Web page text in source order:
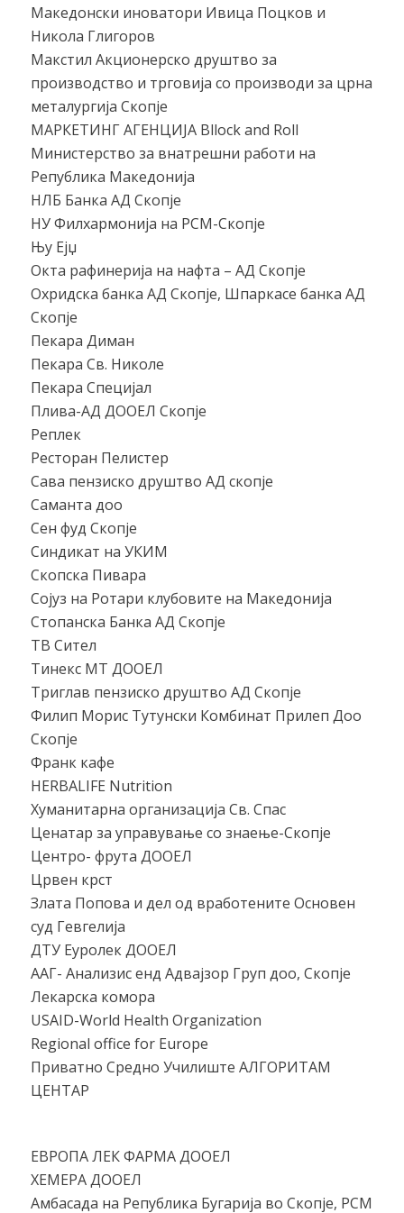
Македонски иноватори Ивица Поцков и
Никола Глигоров
Макстил Акционерско друштво за
производство и трговија со производи за црна
металургија Скопје
МАРКЕТИНГ АГЕНЦИЈА Bllock and Roll
Министерство за внатрешни работи на
Република Македонија
НЛБ Банка АД Скопје
НУ Филхармонија на РСМ-Скопје
Њу Ејџ
Окта рафинерија на нафта – АД Скопје
Охридска банка АД Скопје, Шпаркасе банка АД
Скопје
Пекара Диман
Пекара Св. Николе
Пекара Специјал
Плива-АД ДООЕЛ Скопје
Реплек
Ресторан Пелистер
Сава пензиско друштво АД скопје
Саманта доо
Сен фуд Скопје
Синдикат на УКИМ
Скопска Пивара
Сојуз на Ротари клубовите на Македонија
Стопанска Банка АД Скопје
ТВ Сител
Тинекс МТ ДООЕЛ
Триглав пензиско друштво АД Скопје
Филип Морис Тутунски Комбинат Прилеп Доо
Скопје
Франк кафе
HERBALIFE Nutrition
Хуманитарна организација Св. Спас
Ценатар за управување со знаење-Скопје
Центро- фрута ДООЕЛ
Црвен крст
Злата Попова и дел од вработените Основен
суд Гевгелија
ДТУ Еуролек ДООЕЛ
ААГ- Анализис енд Адвајзор Груп доо, Скопје
Лекарска комора
USAID-World Health Organization
Regional office for Europe
Приватно Средно Училиште АЛГОРИТАМ
ЦЕНТАР
ЕВРОПА ЛЕК ФАРМА ДООЕЛ
ХЕМЕРА ДООЕЛ
Амбасада на Република Бугарија во Скопје, РСМ